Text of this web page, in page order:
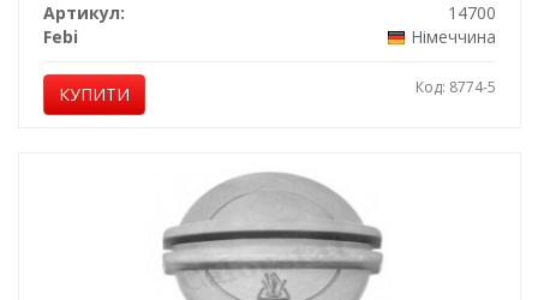
Артикул:
14700
Febi
Німеччина
КУПИТИ Код: 8774-5